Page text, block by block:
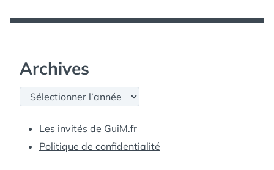
Archives
Archives
Les invités de GuiM.fr
Politique de confidentialité